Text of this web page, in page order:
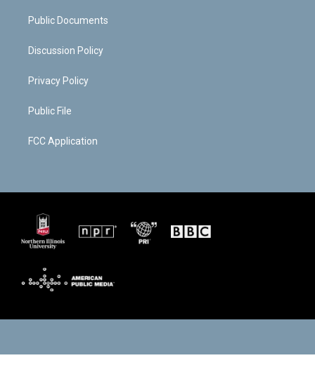
m
Public Documents
Discussion Policy
Privacy Policy
Public File
FCC Application